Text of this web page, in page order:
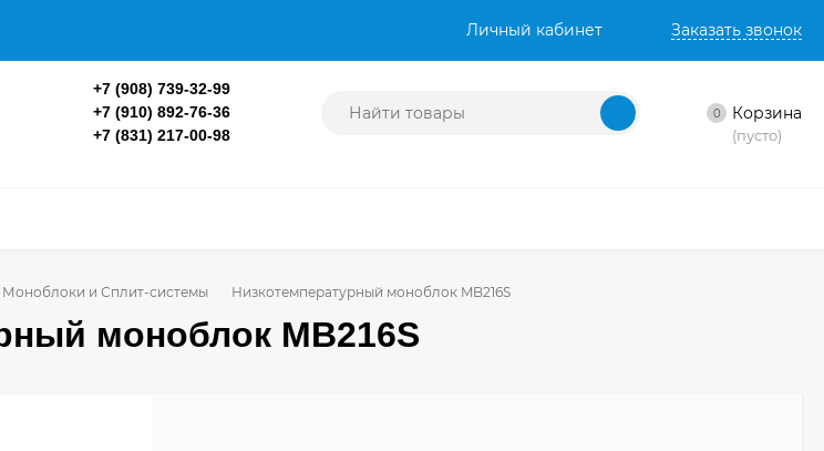
Личный кабинет Заказать звонок
+7 (908) 739-32-99
+7 (910) 892-76-36
+7 (831) 217-00-98
0 Корзина
(пусто)
Моноблоки и Сплит-системы Низкотемпературный моноблок MB216S
моноблок MB216S